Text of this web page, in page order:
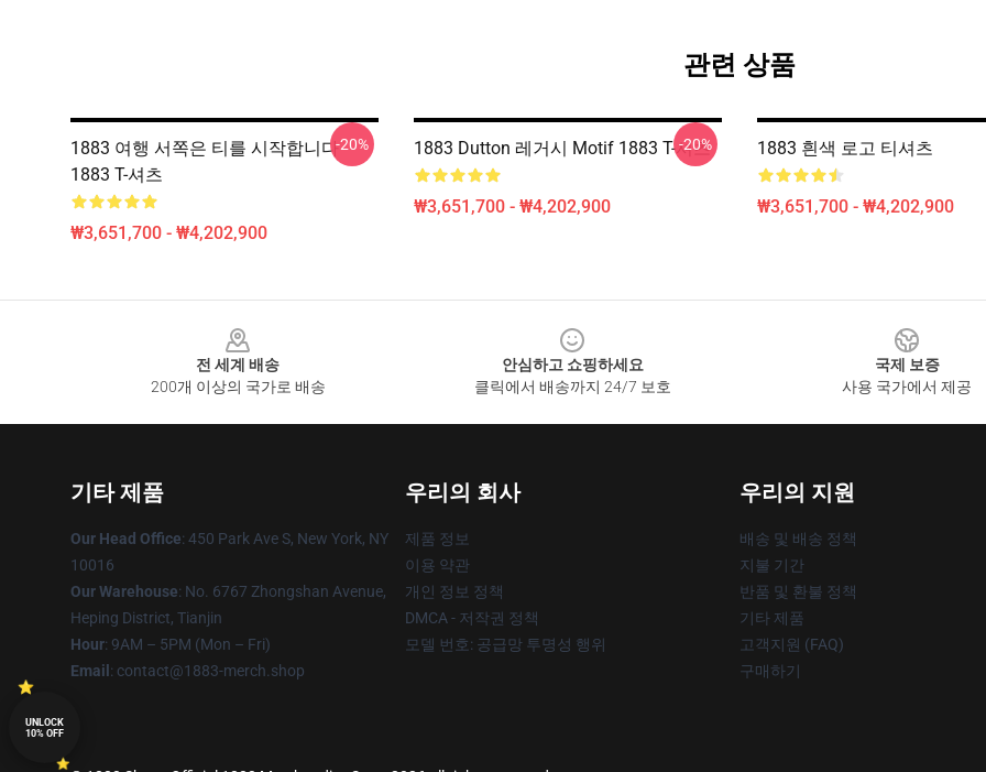
관련 상품
1883 여행 서쪽은 티를 시작합니다
1883 T-셔츠
₩3,651,700 - ₩4,202,900
-20% 1883 Dutton 레거시 Motif 1883 T-셔츠
₩3,651,700 - ₩4,202,900
-20% 1883 흰색 로고 티셔츠
₩3,651,700 - ₩4,202,900
전 세계 배송
200개 이상의 국가로 배송
안심하고 쇼핑하세요
클릭에서 배송까지 24/7 보호
국제 보증
사용 국가에서 제공
기타 제품
Our Head Office: 450 Park Ave S, New York, NY
10016
Our Warehouse: No. 6767 Zhongshan Avenue,
Heping District, Tianjin
Hour: 9AM – 5PM (Mon – Fri)
Email : contact@1883-merch.shop
우리의 회사
제품 정보
이용 약관
개인 정보 정책
DMCA - 저작권 정책
모델 번호: 공급망 투명성 행위
우리의 지원
배송 및 배송 정책
지불 기간
반품 및 환불 정책
기타 제품
고객지원 (FAQ)
구매하기
UNLOCK
10% OFF